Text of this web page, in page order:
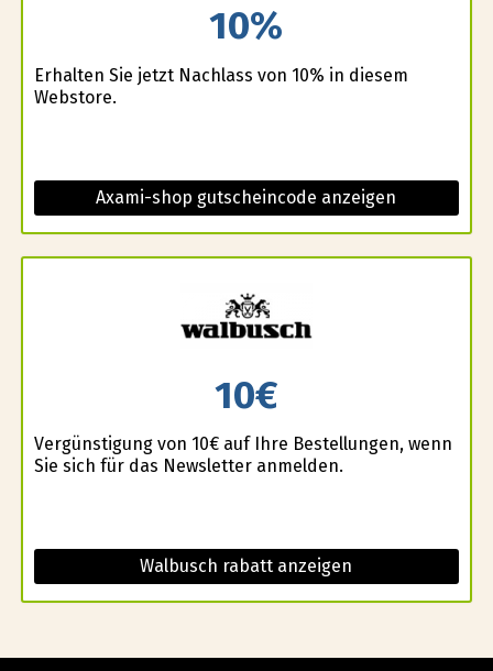
10%
Erhalten Sie jetzt Nachlass von 10% in diesem
Webstore.
Axami-shop gutscheincode anzeigen
10€
Vergünstigung von 10€ auf Ihre Bestellungen, wenn
Sie sich für das Newsletter anmelden.
Walbusch rabatt anzeigen